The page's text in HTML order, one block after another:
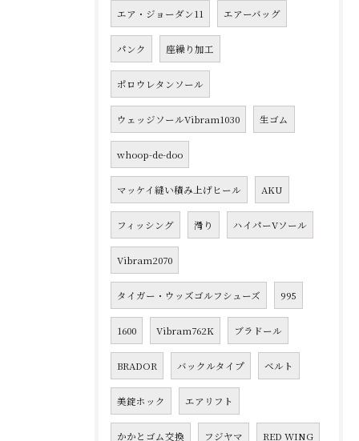
エア・ジョーダン11 エアーバッグ
パンク 座繰り加工
ポロウレタンソール
ウェッジソールVibram1030 生ゴム
whoop-de-doo
マッケイ縫い積み上げヒール AKU
フィッシング 滑り ハイパーVソール
Vibram2070
タイガー・ウッズゴルフシューズ 995
1600 Vibram762K ブラドール
BRADOR バックルタイプ ベルト
美錠ホック エアリフト
かかとゴム交換 フジヤマ RED WING